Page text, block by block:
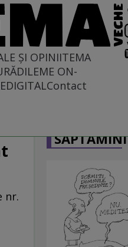
ȘI OPINIITEMA
DILEME ON-
DIGITALContact
nr.